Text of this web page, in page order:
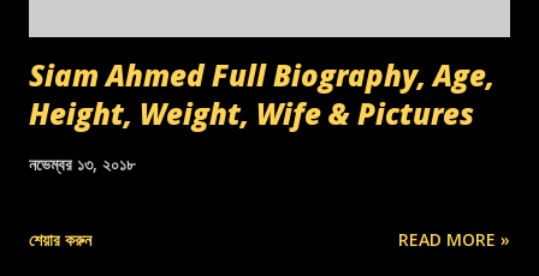
Siam Ahmed Full Biography, Age,
Height, Weight, Wife & Pictures
নভেম্বর ১৩, ২০১৮
শেয়ার করুন READ MORE »